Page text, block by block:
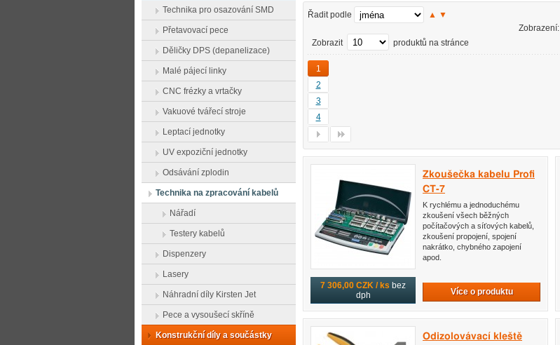
Řadit podle ▲ ▼
Zobrazení:
Zobrazit
produktů na stránce
1
2
3
4
7 306,00 CZK / ks bez
dph
Zkoušečka kabelu Profi
CT-7
K rychlému a jednoduchému
zkoušení všech běžných
počítačových a síťových kabelů,
zkoušení propojení, spojení
nakrátko, chybného zapojení
apod.
Více o produktu
Odizolovávací kleště
Technika pro osazování SMD
Přetavovací pece
Děličky DPS (depanelizace)
Malé pájecí linky
CNC frézky a vrtačky
Vakuové tvářecí stroje
Leptací jednotky
UV expoziční jednotky
Odsávání zplodin
Technika na zpracování kabelů
Nářadí
Testery kabelů
Dispenzery
Lasery
Náhradní díly Kirsten Jet
Pece a vysoušecí skříně
Konstrukční díly a součástky